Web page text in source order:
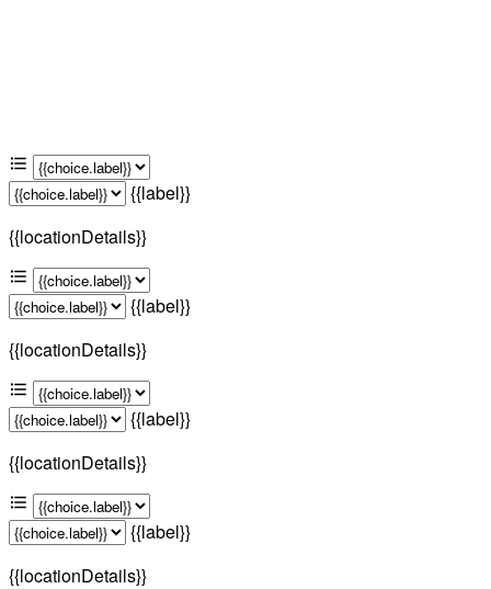
{{label}}
{{locationDetails}}
{{label}}
{{locationDetails}}
{{label}}
{{locationDetails}}
{{label}}
{{locationDetails}}